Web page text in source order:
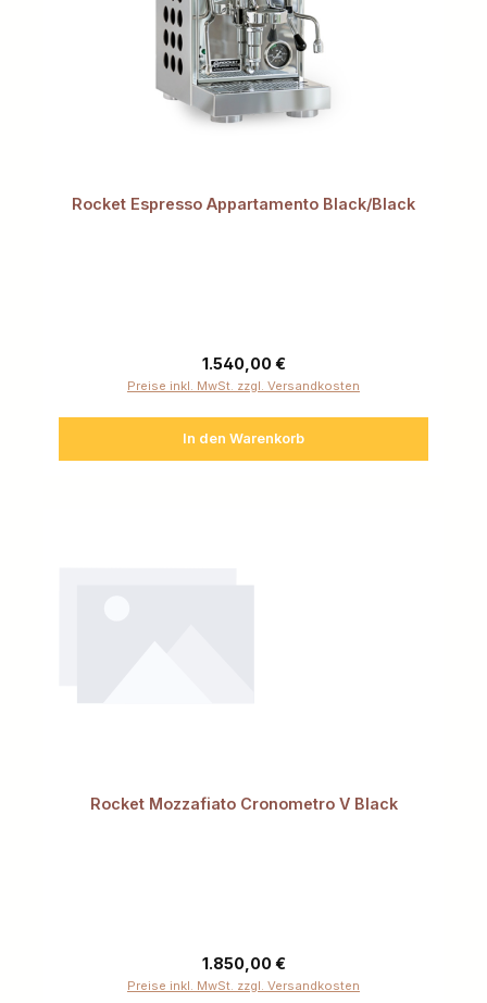
Rocket Espresso Appartamento Black/Black
Regulärer Preis:
1.540,00 €
Preise inkl. MwSt. zzgl. Versandkosten
In den Warenkorb
Rocket Mozzafiato Cronometro V Black
Regulärer Preis:
1.850,00 €
Preise inkl. MwSt. zzgl. Versandkosten